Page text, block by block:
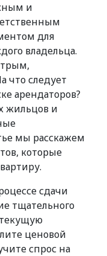
и
для
владельца.
что следует
арендаторов?
жильцов и
мы расскажем
которые
сдачи
тщательного
ценовой
спрос на